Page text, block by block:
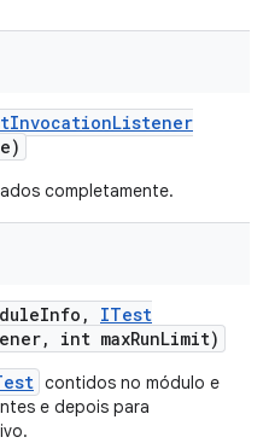
InvocationListener
completamente.
Info ,
ITest
, int maxRunLimit)
contidos no módulo e
e depois para